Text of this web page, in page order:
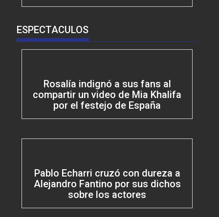
ESPECTACULOS
Rosalía indignó a sus fans al
compartir un video de Mia Khalifa
por el festejo de España
Pablo Echarri cruzó con dureza a
Alejandro Fantino por sus dichos
sobre los actores